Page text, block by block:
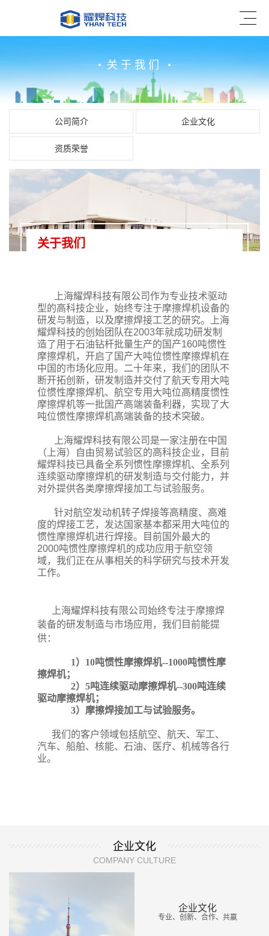
关于我们
公司简介 企业文化
资质荣誉
关于我们
上海耀焊科技有限公司作为专业技术驱动
型的高科技企业，始终专注于摩擦焊机设备的
研发与制造，以及摩擦焊接工艺的研究。上海
耀焊科技的创始团队在2003年就成功研发制
造了用于石油钻杆批量生产的国产160吨惯性
摩擦焊机，开启了国产大吨位惯性摩擦焊机在
中国的市场化应用。二十年来，我们的团队不
断开拓创新，研发制造并交付了航天专用大吨
位惯性摩擦焊机、航空专用大吨位高精度惯性
摩擦焊机等一批国产高端装备利器，实现了大
吨位惯性摩擦焊机高端装备的技术突破。
上海耀焊科技有限公司是一家注册在中国
（上海）自由贸易试验区的高科技企业，目前
耀焊科技已具备全系列惯性摩擦焊机、全系列
连续驱动摩擦焊机的研发制造与交付能力，并
对外提供各类摩擦焊接加工与试验服务。
针对航空发动机转子焊接等高精度、高难
度的焊接工艺，发达国家基本都采用大吨位的
惯性摩擦焊机进行焊接。目前国外最大的
2000吨惯性摩擦焊机的成功应用于航空领
域，我们正在从事相关的科学研究与技术开发
工作。
上海耀焊科技有限公司始终专注于摩擦焊
装备的研发制造与市场应用，我们目前能提
供：
1）10吨惯性摩擦焊机--1000吨惯性摩
擦焊机；
2）5吨连续驱动摩擦焊机--300吨连续
驱动摩擦焊机；
3） 摩擦焊接加工与试验服务。
我们的客户领域包括航空、航天、军工、
汽车、船舶、核能、石油、医疗、机械等各行
业。
企业文化
COMPANY CULTURE
02
企业文化
专业、创新、合作、共赢